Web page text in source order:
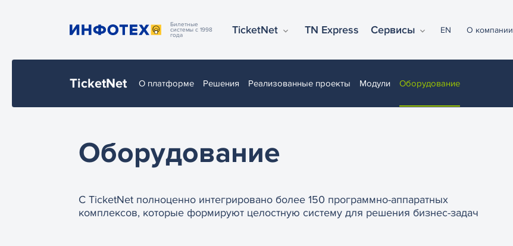
Билетные
системы с 1998
года TicketNet TN Express Сервисы EN О компании
TicketNet О платформе Решения Реализованные проекты Модули Оборудование
Оборудование
С TicketNet полноценно интегрировано более 150 программно-аппаратных
комплексов, которые формируют целостную систему для решения бизнес-задач